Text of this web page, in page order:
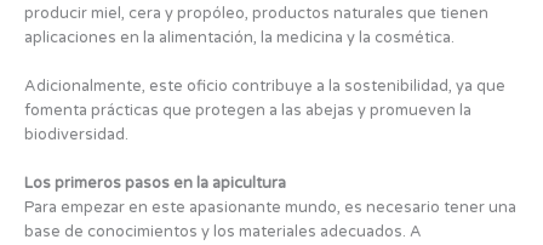
producir miel, cera y propóleo, productos naturales que tienen
aplicaciones en la alimentación, la medicina y la cosmética.
Adicionalmente, este oficio contribuye a la sostenibilidad, ya que
fomenta prácticas que protegen a las abejas y promueven la
biodiversidad.
Los primeros pasos en la apicultura
Para empezar en este apasionante mundo, es necesario tener una
base de conocimientos y los materiales adecuados. A